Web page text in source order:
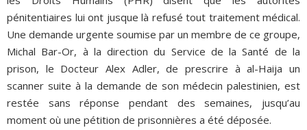
pénitentiaires lui ont jusque là refusé tout traitement médical.
Une demande urgente soumise par un membre de ce groupe,
Michal Bar-Or, à la direction du Service de la Santé de la
prison, le Docteur Alex Adler, de prescrire à al-Haija un
scanner suite à la demande de son médecin palestinien, est
restée sans réponse pendant des semaines, jusqu’au
moment où une pétition de prisonnières a été déposée.